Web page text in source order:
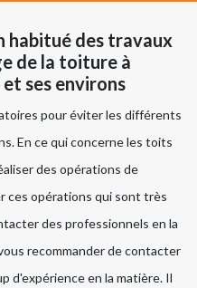
habitué des travaux
de la toiture à
ses environs
pour éviter les différents
En ce qui concerne les toits
des opérations de
ces opérations qui sont très
des professionnels en la
recommander de contacter
d'expérience en la matière. Il